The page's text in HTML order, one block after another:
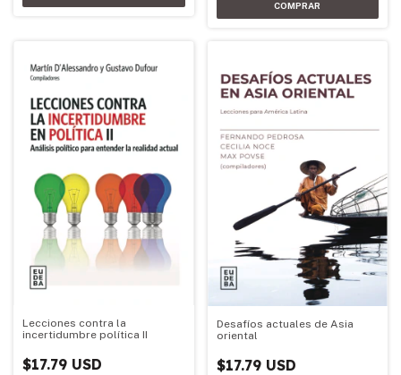
Lecciones contra la
incertidumbre política II
$17.79 USD
Desafíos actuales de Asia
oriental
$17.79 USD